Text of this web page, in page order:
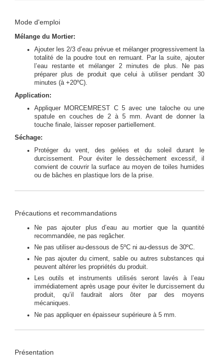
Mode d'emploi
Mélange du Mortier:
Ajouter les 2/3 d’eau prévue et mélanger progressivement la
totalité de la poudre tout en remuant. Par la suite, ajouter
l’eau restante et mélanger 2 minutes de plus. Ne pas
préparer plus de produit que celui à utiliser pendant 30
minutes (à +20ºC).
Application:
Appliquer MORCEMREST C 5 avec une taloche ou une
spatule en couches de 2 à 5 mm. Avant de donner la
touche finale, laisser reposer partiellement.
Séchage:
Protéger du vent, des gelées et du soleil durant le
durcissement. Pour éviter le dessèchement excessif, il
convient de couvrir la surface au moyen de toiles humides
ou de bâches en plastique lors de la prise.
Précautions et recommandations
Ne pas ajouter plus d’eau au mortier que la quantité
recommandée, ne pas regâcher.
Ne pas utiliser au-dessous de 5ºC ni au-dessus de 30ºC.
Ne pas ajouter du ciment, sable ou autres substances qui
peuvent altérer les propriétés du produit.
Les outils et instruments utilisés seront lavés à l’eau
immédiatement après usage pour éviter le durcissement du
produit, qu’il faudrait alors ôter par des moyens
mécaniques.
Ne pas appliquer en épaisseur supérieure à 5 mm.
Présentation